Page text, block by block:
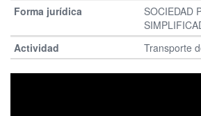
SOCIEDAD
Transporte